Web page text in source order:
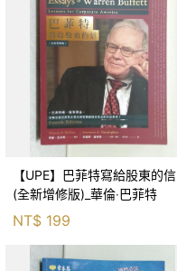
【UPE】巴菲特寫給股東的信
(全新增修版)_華倫‧巴菲特
NT$ 199